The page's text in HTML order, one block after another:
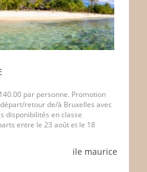
par personne. Promotion
retour de/à Bruxelles avec
disponibilités en classe
entre le 23 août et le 18
ile maurice